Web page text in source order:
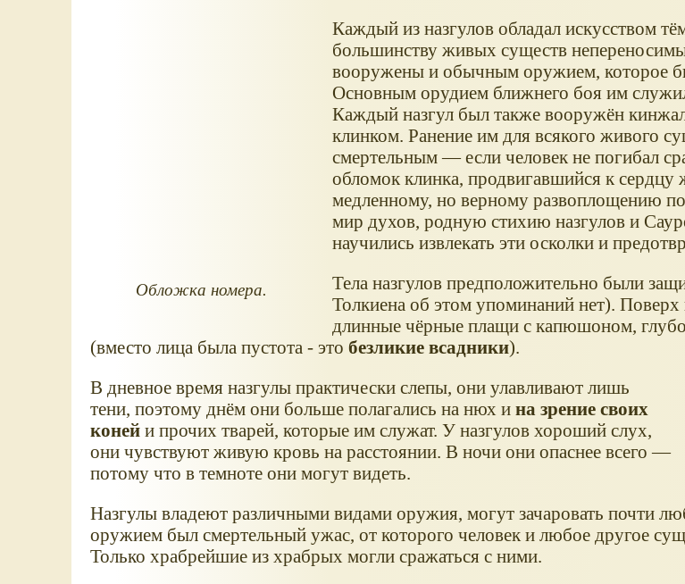
Обложка номера.
Каждый из назгулов обладал искусством
большинству живых существ
вооружены и обычным оружием, которое
Основным орудием ближнего боя им
Каждый назгул был также вооружён
клинком. Ранение им для всякого живого
смертельным — если человек не погибал
обломок клинка, продвигавшийся к сердцу
медленному, но верному развоплощению
мир духов, родную стихию назгулов и
научились извлекать эти осколки и
Тела назгулов предположительно были
Толкиена об этом упоминаний нет). Поверх
длинные чёрные плащи с капюшоном,
(вместо лица была пустота - это безликие всадники).
В дневное время назгулы практически слепы, они улавливают лишь
тени, поэтому днём они больше полагались на нюх ина зрение своих
конейи прочих тварей, которые им служат. У назгулов хороший слух,
они чувствуют живую кровь на расстоянии. В ночи они опаснее всего —
потому что в темноте они могут видеть.
Назгулы владеют различными видами оружия, могут зачаровать почти
оружием был смертельный ужас, от которого человек и любое другое
Только храбрейшие из храбрых могли сражаться с ними.